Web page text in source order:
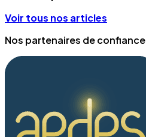
Voir tous nos articles
Nos partenaires de confiance